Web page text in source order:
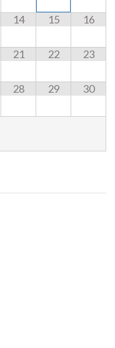
14 15 16
21 22 23
28 29 30